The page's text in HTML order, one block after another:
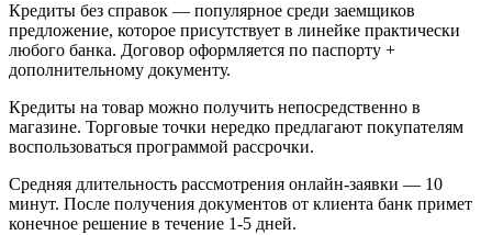
Кредиты без справок — популярное среди заемщиков
предложение, которое присутствует в линейке практически
любого банка. Договор оформляется по паспорту +
дополнительному документу.
Кредиты на товар можно получить непосредственно в
магазине. Торговые точки нередко предлагают покупателям
воспользоваться программой рассрочки.
Средняя длительность рассмотрения онлайн-заявки — 10
минут. После получения документов от клиента банк примет
конечное решение в течение 1-5 дней.